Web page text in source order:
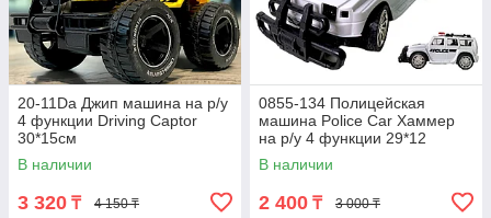
20-11Da Джип машина на р/у
4 функции Driving Captor
30*15см
В наличии
3 320 ₸ 4 150 ₸
0855-134 Полицейская
машина Police Car Хаммер
на р/у 4 функции 29*12
В наличии
2 400 ₸ 3 000 ₸